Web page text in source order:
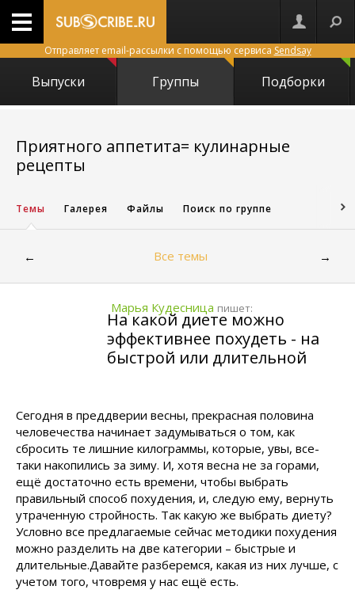
Отправляет email-рассылки с помощью сервиса Sendsay
Выпуски Группы Подборки
Приятного аппетита= кулинарные
рецепты
Темы Галерея Файлы Поиск по группе
← Все темы →
Марья Кудесница пишет:
На какой диете можно
эффективнее похудеть - на
быстрой или длительной
Сегодня в преддверии весны, прекрасная половина
человечества начинает задумываться о том, как
сбросить те лишние килограммы, которые, увы, все-
таки накопились за зиму. И, хотя весна не за горами,
ещё достаточно есть времени, чтобы выбрать
правильный способ похудения, и, следую ему, вернуть
утраченную стройность. Так какую же выбрать диету?
Условно все предлагаемые сейчас методики похудения
можно разделить на две категории – быстрые и
длительные.Давайте разберемся, какая из них лучше, с
учетом того, чтовремя у нас ещё есть.